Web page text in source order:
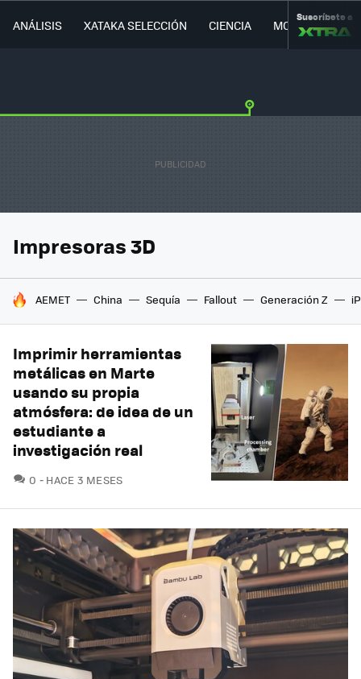
ANÁLISIS XATAKA SELECCIÓN CIENCIA MOVILIDAD
Suscríbete a
Impresoras 3D
HOY SE HABLA DE
AEMET China Sequía Fallout Generación Z
Imprimir herramientas
metálicas en Marte
usando su propia
atmósfera: de idea de un
estudiante a
investigación real
0 COMENTARIOS
HACE 3 MESES